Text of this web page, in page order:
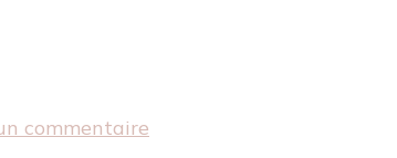
commentaire